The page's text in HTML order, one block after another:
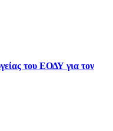
του ΕΟΔΥ για τον